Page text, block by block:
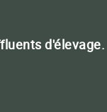
d'élevage.